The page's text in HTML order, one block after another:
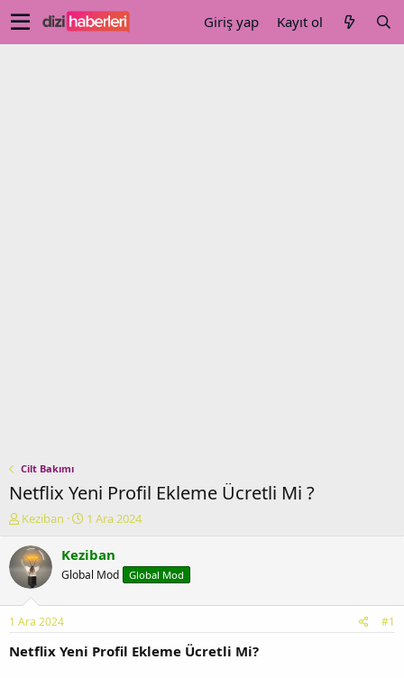
Giriş yap Kayıt ol
Cilt Bakımı
Netflix Yeni Profil Ekleme Ücretli Mi ?
K
n
u
y
b
a
ş
Keziban
B
ş
a
ç
1 Ara 2024
Keziban
Global Mod Global Mod
1 Ara 2024 #1
Netflix Yeni Profil Ekleme Ücretli Mi?